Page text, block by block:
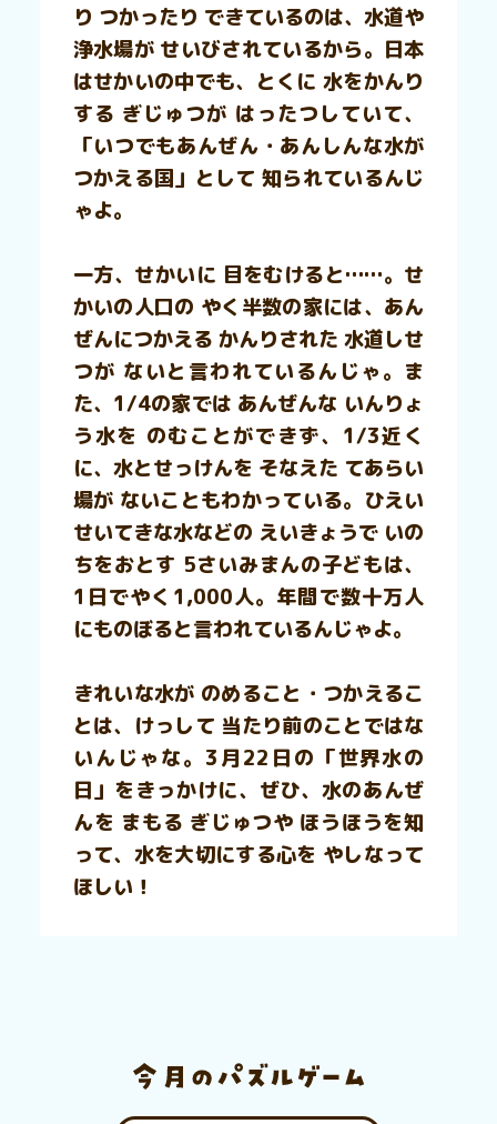
り つかったり できているのは、水道や
浄水場が せいびされているから。日本
はせかいの中でも、とくに 水をかんり
する ぎじゅつが はったつしていて、
「いつでもあんぜん・あんしんな水が
つかえる国」として 知られているんじ
ゃよ。
一方、せかいに 目をむけると……。せ
かいの人口の やく半数の家には、あん
ぜんにつかえる かんりされた 水道しせ
つが ないと言われているんじゃ。ま
た、1/4の家では あんぜんな いんりょ
う水を のむことができず、1/3近く
に、水とせっけんを そなえた てあらい
場が ないこともわかっている。ひえい
せいてきな水などの えいきょうで いの
ちをおとす 5さいみまんの子どもは、
1日でやく1,000人。年間で数十万人
にものぼると言われているんじゃよ。
きれいな水が のめること・つかえるこ
とは、けっして 当たり前のことではな
いんじゃな。3月22日の「世界水の
日」をきっかけに、ぜひ、水のあんぜ
んを まもる ぎじゅつや ほうほうを知
って、水を大切にする心を やしなって
ほしい！